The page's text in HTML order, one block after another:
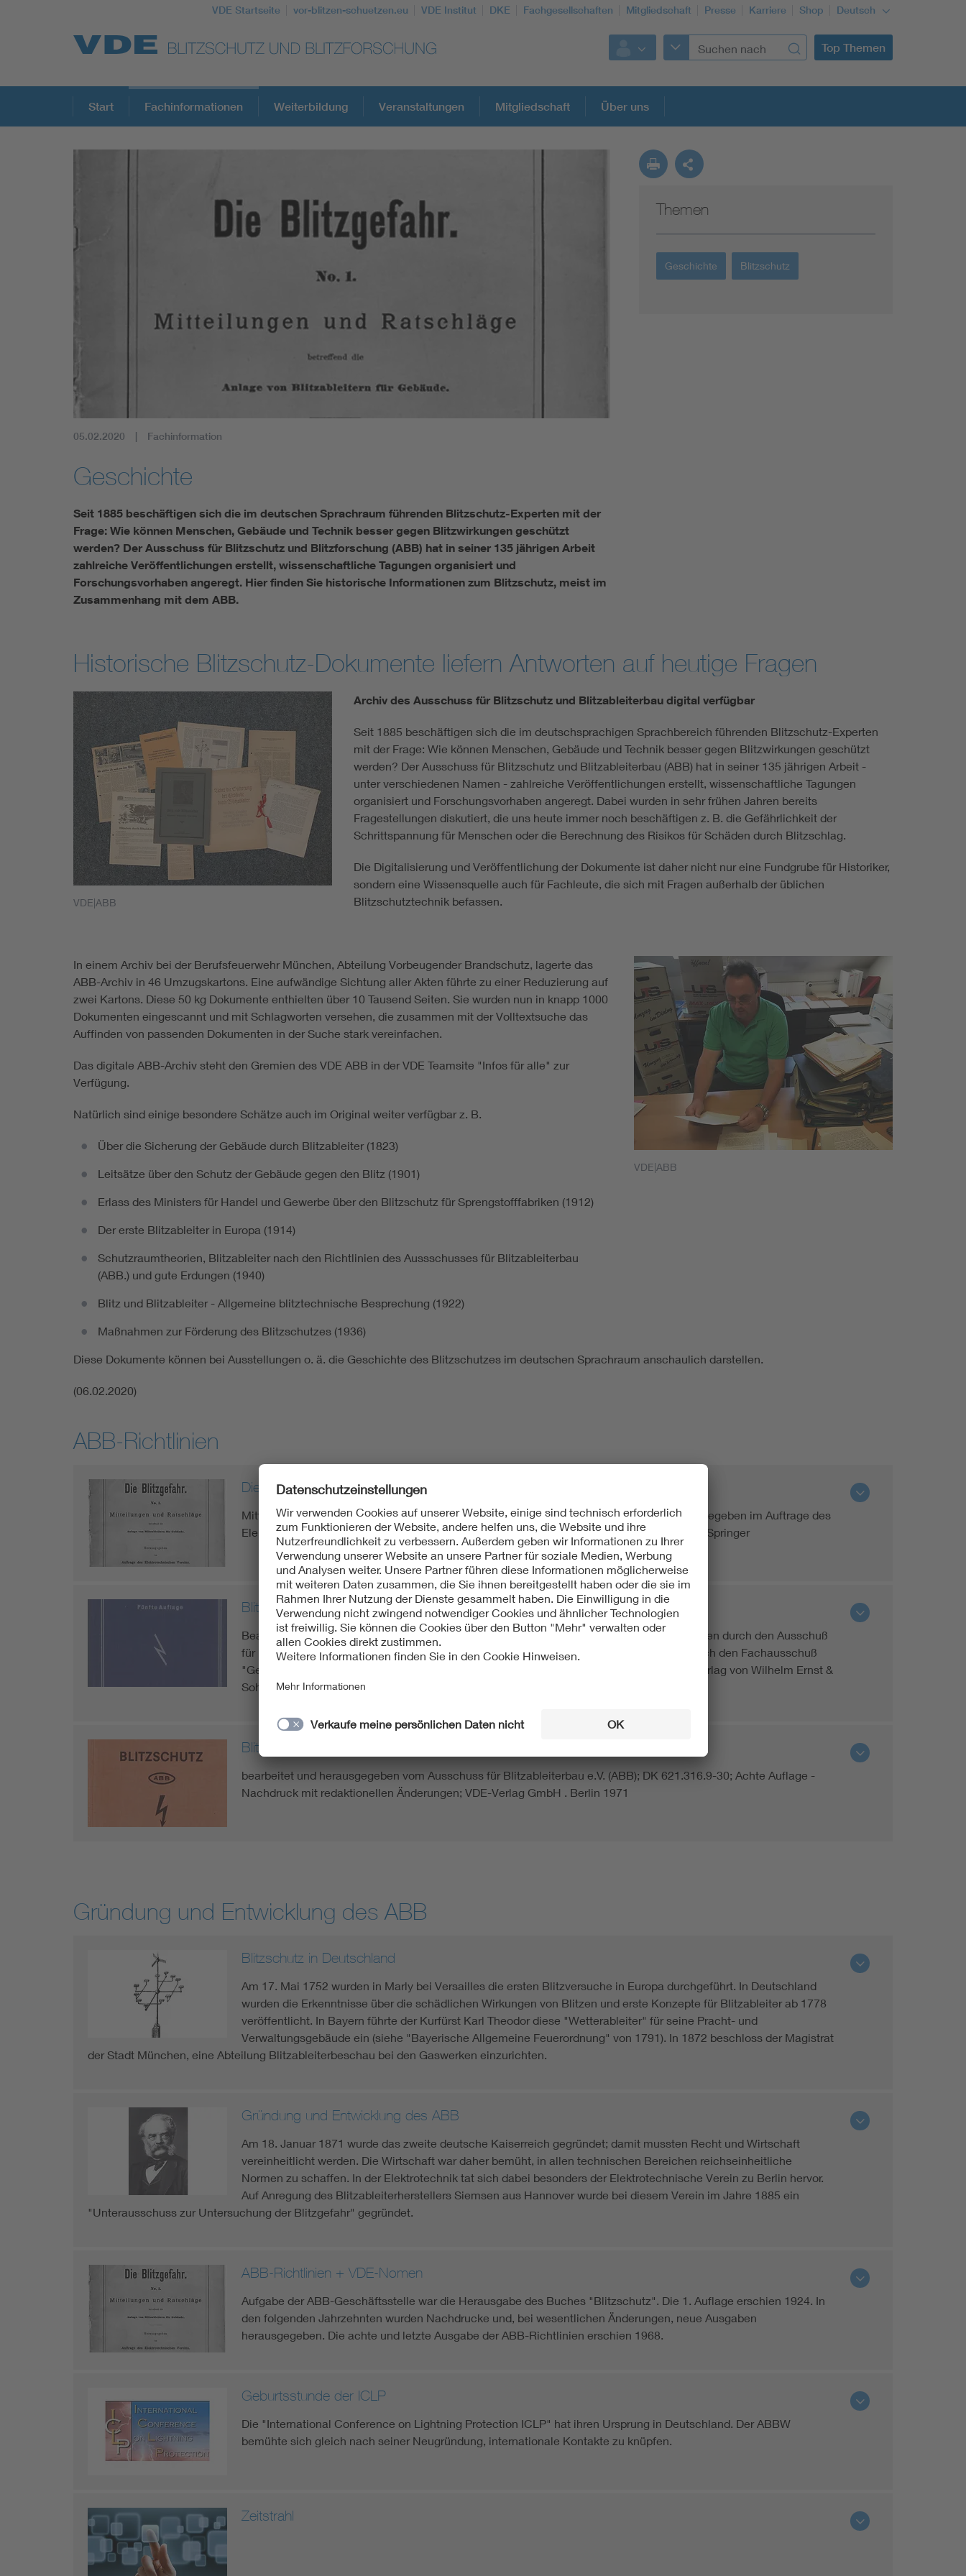
VDE Startseite vor-blitzen-schuetzen.eu VDE Institut DKE Fachgesellschaften Mitgliedschaft Presse Karriere Shop Deutsch
Top Themen
Top Themen
Start Fachinformationen Weiterbildung Veranstaltungen Mitgliedschaft Über uns
05.02.2020 Fachinformation
Geschichte
Seit 1885 beschäftigen sich die im deutschen Sprachraum führenden Blitzschutz-Experten mit der
Frage: Wie können Menschen, Gebäude und Technik besser gegen Blitzwirkungen geschützt
werden? Der Ausschuss für Blitzschutz und Blitzforschung (ABB) hat in seiner 135 jährigen Arbeit
zahlreiche Veröffentlichungen erstellt, wissenschaftliche Tagungen organisiert und
Forschungsvorhaben angeregt. Hier finden Sie historische Informationen zum Blitzschutz, meist im
Zusammenhang mit dem ABB.
Themen
Geschichte Blitzschutz
Historische Blitzschutz-Dokumente liefern Antworten auf heutige Fragen
VDE|ABB
Archiv des Ausschuss für Blitzschutz und Blitzableiterbau digital verfügbar
Seit 1885 beschäftigen sich die im deutschsprachigen Sprachbereich führenden Blitzschutz-Experten
mit der Frage: Wie können Menschen, Gebäude und Technik besser gegen Blitzwirkungen geschützt
werden? Der Ausschuss für Blitzschutz und Blitzableiterbau (ABB) hat in seiner 135 jährigen Arbeit -
unter verschiedenen Namen - zahlreiche Veröffentlichungen erstellt, wissenschaftliche Tagungen
organisiert und Forschungsvorhaben angeregt. Dabei wurden in sehr frühen Jahren bereits
Fragestellungen diskutiert, die uns heute immer noch beschäftigen z. B. die Gefährlichkeit der
Schrittspannung für Menschen oder die Berechnung des Risikos für Schäden durch Blitzschlag.
Die Digitalisierung und Veröffentlichung der Dokumente ist daher nicht nur eine Fundgrube für Historiker,
sondern eine Wissensquelle auch für Fachleute, die sich mit Fragen außerhalb der üblichen
Blitzschutztechnik befassen.
VDE|ABB
In einem Archiv bei der Berufsfeuerwehr München, Abteilung Vorbeugender Brandschutz, lagerte das
ABB-Archiv in 46 Umzugskartons. Eine aufwändige Sichtung aller Akten führte zu einer Reduzierung auf
zwei Kartons. Diese 50 kg Dokumente enthielten über 10 Tausend Seiten. Sie wurden nun in knapp 1000
Dokumenten eingescannt und mit Schlagworten versehen, die zusammen mit der Volltextsuche das
Auffinden von passenden Dokumenten in der Suche stark vereinfachen.
Das digitale ABB-Archiv steht den Gremien des VDE ABB in der VDE Teamsite "Infos für alle" zur
Verfügung.
Natürlich sind einige besondere Schätze auch im Original weiter verfügbar z. B.
Über die Sicherung der Gebäude durch Blitzableiter (1823)
Leitsätze über den Schutz der Gebäude gegen den Blitz (1901)
Erlass des Ministers für Handel und Gewerbe über den Blitzschutz für Sprengstofffabriken (1912)
Der erste Blitzableiter in Europa (1914)
Schutzraumtheorien, Blitzableiter nach den Richtlinien des Aussschusses für Blitzableiterbau
(ABB.) und gute Erdungen (1940)
Blitz und Blitzableiter - Allgemeine blitztechnische Besprechung (1922)
Maßnahmen zur Förderung des Blitzschutzes (1936)
Diese Dokumente können bei Ausstellungen o. ä. die Geschichte des Blitzschutzes im deutschen Sprachraum anschaulich darstellen.
(06.02.2020)
ABB-Richtlinien
Die Blitzgefahr Nr. 1 (1891)
Mitteilungen und Ratschläge betreffend die Anlage von Blitzableitern für Gebäude herausgegeben im Auftrage des
Elektrotechnischen Vereins; 1891 Fünfter unveränderter Abdruck, Berlin, Verlag von Julius Springer
Blitzschutz - 5. Auflage (1951)
Bearbeitet und herausgegeben vom AUSSCHUSS FÜR BLITZABLEITERBAU (ABB), vertreten durch den Ausschuß
für Blitzableiterbau für das Vereinigte Wirtschaftsgebiet e. V. (ABBW) in Wuppertal und durch den Fachausschuß
"Gebäudeblitzschutz" bei der Kammer der Technik in Berlin; Fünfte Auflage Berlin 1951 Verlag von Wilhelm Ernst &
Sohn
Blitzschutz und Allgemeine Blitzschutz-Bestimmungen - 8. Auflage (1971)
bearbeitet und herausgegeben vom Ausschuss für Blitzableiterbau e.V. (ABB); DK 621.316.9-30; Achte Auflage -
Nachdruck mit redaktionellen Änderungen; VDE-Verlag GmbH . Berlin 1971
Gründung und Entwicklung des ABB
Blitzschutz in Deutschland
Am 17. Mai 1752 wurden in Marly bei Versailles die ersten Blitzversuche in Europa durchgeführt. In Deutschland
wurden die Erkenntnisse über die schädlichen Wirkungen von Blitzen und erste Konzepte für Blitzableiter ab 1778
veröffentlicht. In Bayern führte der Kurfürst Karl Theodor diese "Wetterableiter" für seine Pracht- und
Verwaltungsgebäude ein (siehe "Bayerische Allgemeine Feuerordnung" von 1791). In 1872 beschloss der Magistrat
der Stadt München, eine Abteilung Blitzableiterbeschau bei den Gaswerken einzurichten.
Gründung und Entwicklung des ABB
Am 18. Januar 1871 wurde das zweite deutsche Kaiserreich gegründet; damit mussten Recht und Wirtschaft
vereinheitlicht werden. Die Wirtschaft war daher bemüht, in allen technischen Bereichen reichseinheitliche
Normen zu schaffen. In der Elektrotechnik tat sich dabei besonders der Elektrotechnische Verein zu Berlin hervor.
Auf Anregung des Blitzableiterherstellers Siemsen aus Hannover wurde bei diesem Verein im Jahre 1885 ein
"Unterausschuss zur Untersuchung der Blitzgefahr" gegründet.
ABB-Richtlinien + VDE-Nomen
Aufgabe der ABB-Geschäftsstelle war die Herausgabe des Buches "Blitzschutz". Die 1. Auflage erschien 1924. In
den folgenden Jahrzehnten wurden Nachdrucke und, bei wesentlichen Änderungen, neue Ausgaben
herausgegeben. Die achte und letzte Ausgabe der ABB-Richtlinien erschien 1968.
Geburtsstunde der ICLP
Die "International Conference on Lightning Protection ICLP" hat ihren Ursprung in Deutschland. Der ABBW
bemühte sich gleich nach seiner Neugründung, internationale Kontakte zu knüpfen.
Zeitstrahl